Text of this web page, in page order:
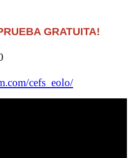
GRATUITA!
cefs_eolo/